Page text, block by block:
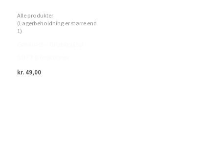
Alle produkter
(Lagerbeholdning er større end
1)
kr. 49,00